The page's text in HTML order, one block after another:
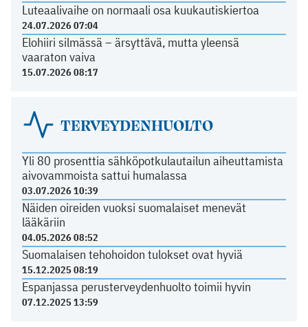
Luteaalivaihe on normaali osa kuukautiskiertoa
24.07.2026 07:04
Elohiiri silmässä – ärsyttävä, mutta yleensä
vaaraton vaiva
15.07.2026 08:17
TERVEYDENHUOLTO
Yli 80 prosenttia sähköpotkulautailun aiheuttamista
aivovammoista sattui humalassa
03.07.2026 10:39
Näiden oireiden vuoksi suomalaiset menevät
lääkäriin
04.05.2026 08:52
Suomalaisen tehohoidon tulokset ovat hyviä
15.12.2025 08:19
Espanjassa perusterveydenhuolto toimii hyvin
07.12.2025 13:59